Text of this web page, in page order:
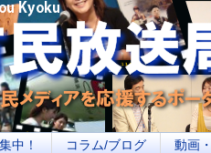
局・メディアを応援するポータルサ
中！ コラム/ブログ 動画